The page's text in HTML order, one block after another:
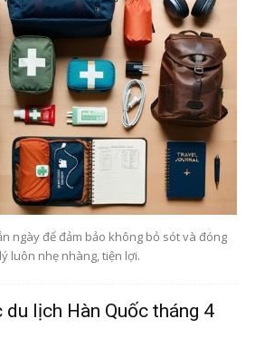
ngày để đảm bảo không bỏ sót và đóng
luôn nhẹ nhàng, tiện lợi.
du lịch Hàn Quốc tháng 4